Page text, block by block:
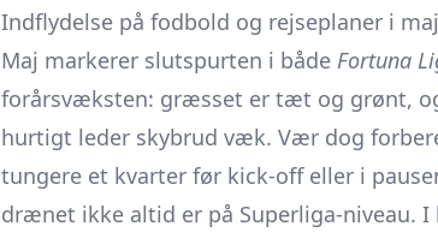
Indflydelse på fodbold og rejseplaner i maj
Maj markerer slutspurten i både Fortuna
forårsvæksten: græsset er tæt og grønt,
hurtigt leder skybrud væk. Vær dog
tungere et kvarter før kick-off eller i
drænet ikke altid er på Superliga-niveau.